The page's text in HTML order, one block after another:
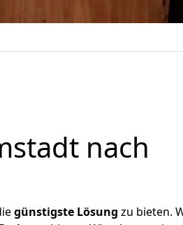
nach
günstigste Lösung zu bieten.